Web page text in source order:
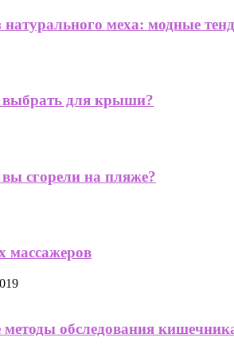
меха: модные
для крыши?
сгорели на пляже?
массажеров
обследования